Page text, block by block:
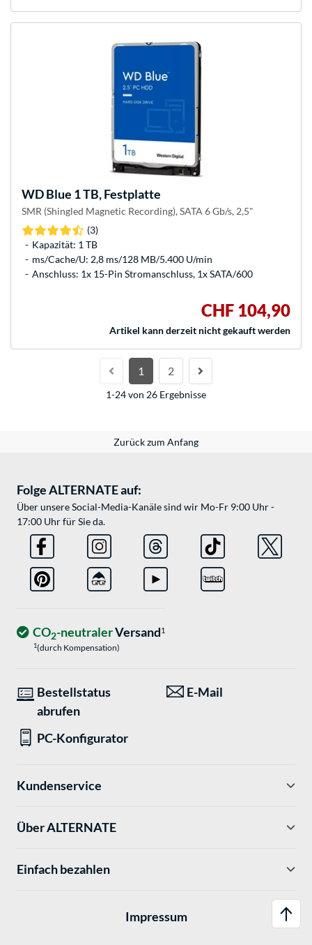
WDBlue 1 TB, Festplatte
SMR (Shingled Magnetic Recording), SATA 6 Gb/s, 2,5"
(3)
Kapazität: 1 TB
ms/Cache/U: 2,8 ms/128 MB/5.400 U/min
Anschluss: 1x 15-Pin Stromanschluss, 1x SATA/600
CHF 104,90
Artikel kann derzeit nicht gekauft werden
1 2
1-24 von 26 Ergebnisse
Zurück zum Anfang
Folge ALTERNATE auf:
Über unsere Social-Media-Kanäle sind wir Mo-Fr 9:00 Uhr -
17:00 Uhr für Sie da.
CO2-neutralerVersand1
1(durch Kompensation)
Bestellstatus
abrufen
E-Mail
PC-Konfigurator
Kundenservice
Über ALTERNATE
Einfach bezahlen
Impressum